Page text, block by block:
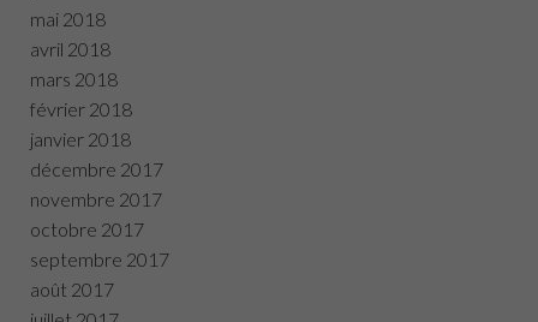
mai 2018
avril 2018
mars 2018
février 2018
janvier 2018
décembre 2017
novembre 2017
octobre 2017
septembre 2017
août 2017